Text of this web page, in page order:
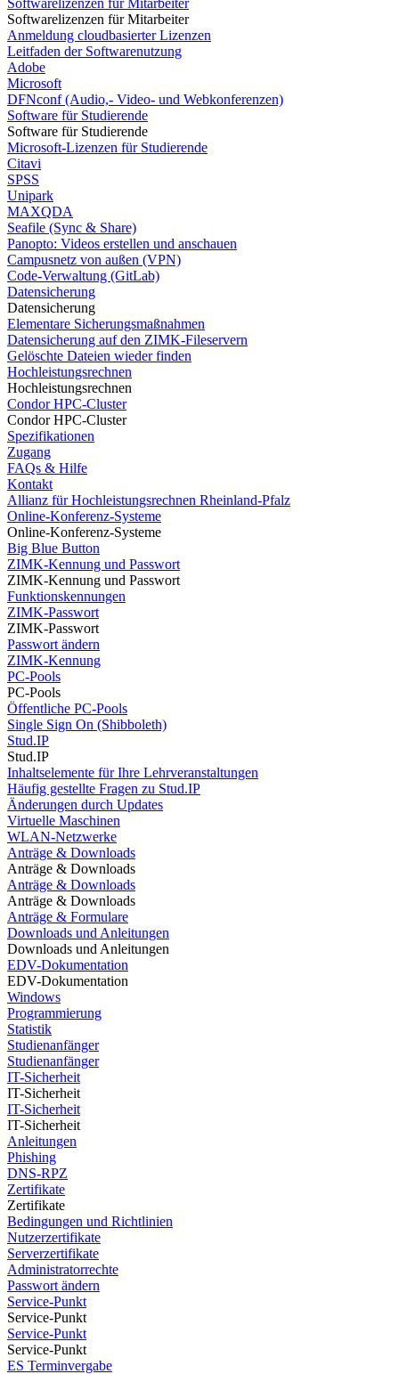
Softwarelizenzen für Mitarbeiter
Softwarelizenzen für Mitarbeiter
Anmeldung cloudbasierter Lizenzen
Leitfaden der Softwarenutzung
Adobe
Microsoft
DFNconf (Audio,- Video- und Webkonferenzen)
Software für Studierende
Software für Studierende
Microsoft-Lizenzen für Studierende
Citavi
SPSS
Unipark
MAXQDA
Seafile (Sync & Share)
Panopto: Videos erstellen und anschauen
Campusnetz von außen (VPN)
Code-Verwaltung (GitLab)
Datensicherung
Datensicherung
Elementare Sicherungsmaßnahmen
Datensicherung auf den ZIMK-Fileservern
Gelöschte Dateien wieder finden
Hochleistungsrechnen
Hochleistungsrechnen
Condor HPC-Cluster
Condor HPC-Cluster
Spezifikationen
Zugang
FAQs & Hilfe
Kontakt
Allianz für Hochleistungsrechnen Rheinland-Pfalz
Online-Konferenz-Systeme
Online-Konferenz-Systeme
Big Blue Button
ZIMK-Kennung und Passwort
ZIMK-Kennung und Passwort
Funktionskennungen
ZIMK-Passwort
ZIMK-Passwort
Passwort ändern
ZIMK-Kennung
PC-Pools
PC-Pools
Öffentliche PC-Pools
Single Sign On (Shibboleth)
Stud.IP
Stud.IP
Inhaltselemente für Ihre Lehrveranstaltungen
Häufig gestellte Fragen zu Stud.IP
Änderungen durch Updates
Virtuelle Maschinen
WLAN-Netzwerke
Anträge & Downloads
Anträge & Downloads
Anträge & Downloads
Anträge & Downloads
Anträge & Formulare
Downloads und Anleitungen
Downloads und Anleitungen
EDV-Dokumentation
EDV-Dokumentation
Windows
Programmierung
Statistik
Studienanfänger
Studienanfänger
IT-Sicherheit
IT-Sicherheit
IT-Sicherheit
IT-Sicherheit
Anleitungen
Phishing
DNS-RPZ
Zertifikate
Zertifikate
Bedingungen und Richtlinien
Nutzerzertifikate
Serverzertifikate
Administratorrechte
Passwort ändern
Service-Punkt
Service-Punkt
Service-Punkt
Service-Punkt
ES Terminvergabe